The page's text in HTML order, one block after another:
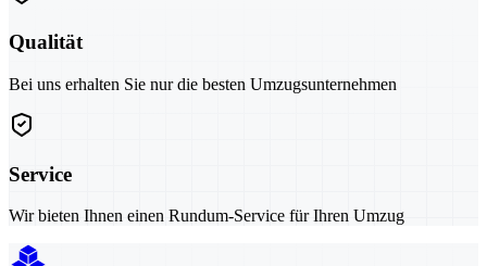
Qualität
Bei uns erhalten Sie nur die besten Umzugsunternehmen
Service
Wir bieten Ihnen einen Rundum-Service für Ihren Umzug